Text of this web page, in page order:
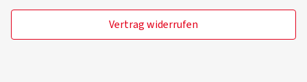
Vertrag widerrufen